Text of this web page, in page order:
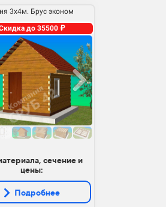
3х4м. Брус эконом
до 35500 ₽
сечение и
цены:
Подробнее